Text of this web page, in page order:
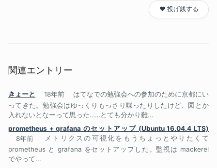
❤️ 投げ銭する
関連エントリー
きょーと 18年前
はてなでの勉強会への参加のために京都にい
ってきた。勉強会はゆっくりもっさり喋ったりしたけど、図とか
入れないとなーって思った……とても分かり難...
prometheus + grafana のセットアップ (Ubuntu 16.04.4 LTS)
8年前
メトリクスの可視化をもうちょっとやりたくて
prometheus と grafana をセットアップした。監視は mackerel
でやって...